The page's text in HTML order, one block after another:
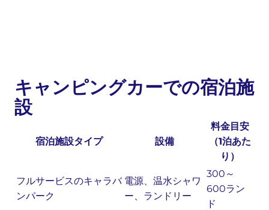
キャンピングカーでの宿泊施
設
宿泊施設タイプ 設備
料金目安
（1泊あた
り）
フルサービスのキャラバ
ンパーク
電源、温水シャワ
ー、ランドリー
300～
600ラン
ド